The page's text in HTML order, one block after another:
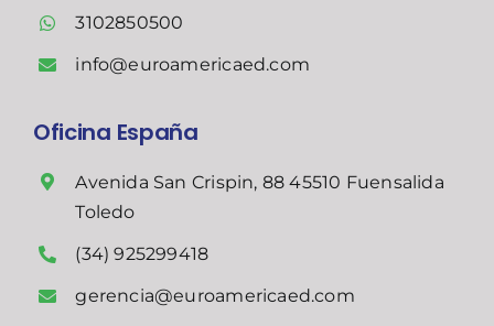
3102850500
info@euroamericaed.com
Oficina España
Avenida San Crispin, 88 45510 Fuensalida
Toledo
(34) 925299418
gerencia@euroamericaed.com